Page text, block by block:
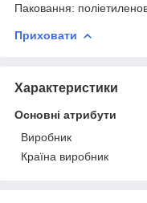
Паковання:
Приховати
Характеристики
Основні атрибути
Виробник
Країна виробник